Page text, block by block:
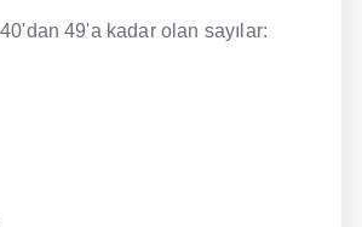
49'a kadar olan sayılar: